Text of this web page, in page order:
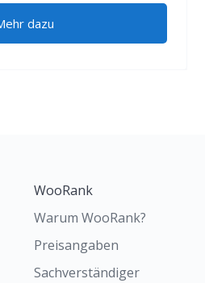
dazu
WooRank
Warum WooRank?
Preisangaben
Sachverständiger